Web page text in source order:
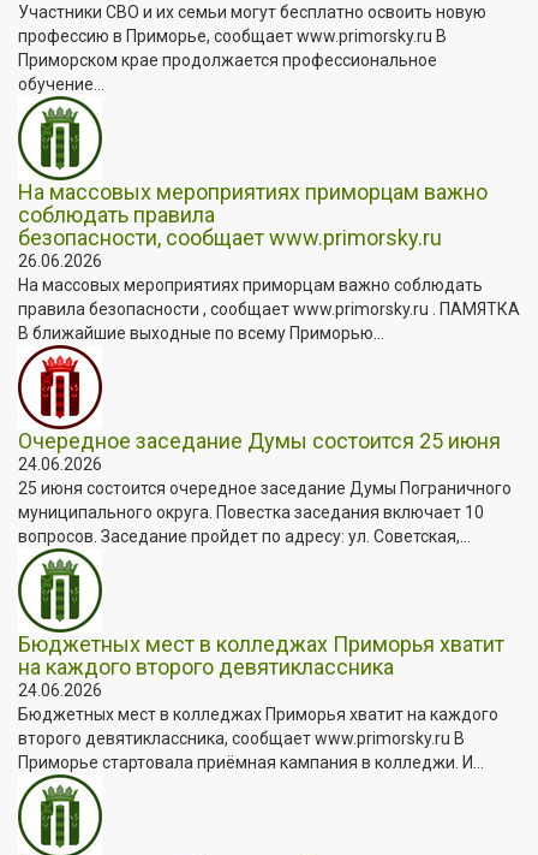
Участники СВО и их семьи могут бесплатно освоить новую
профессию в Приморье, сообщает www.primorsky.ru В
Приморском крае продолжается профессиональное
обучение...
На массовых мероприятиях приморцам важно
соблюдать правила
безопасности, сообщает www.primorsky.ru
26.06.2026
На массовых мероприятиях приморцам важно соблюдать
правила безопасности , сообщает www.primorsky.ru . ПАМЯТКА
В ближайшие выходные по всему Приморью...
Очередное заседание Думы состоится 25 июня
24.06.2026
25 июня состоится очередное заседание Думы Пограничного
муниципального округа. Повестка заседания включает 10
вопросов. Заседание пройдет по адресу: ул. Советская,...
Бюджетных мест в колледжах Приморья хватит
на каждого второго девятиклассника
24.06.2026
Бюджетных мест в колледжах Приморья хватит на каждого
второго девятиклассника, сообщает www.primorsky.ru В
Приморье стартовала приёмная кампания в колледжи. И...